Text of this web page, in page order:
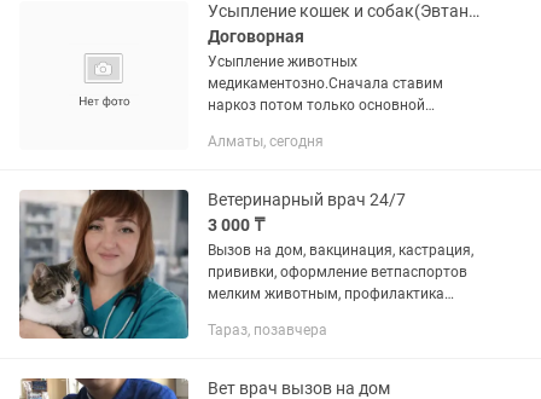
Усыпление кошек и собак(Эвтаназия)
Договорная
Усыпление животных
медикаментозно.Сначала ставим
наркоз потом только основной
чувствовать боль.Усыпляем только
животных
Алматы, сегодня
Ветеринарный врач 24/7
3 000 ₸
Вызов на дом, вакцинация, кастрация,
прививки, оформление ветпаспортов
мелким животным, профилактика
диагноза, назначение лечения!
Тараз, позавчера
Вет врач вызов на дом